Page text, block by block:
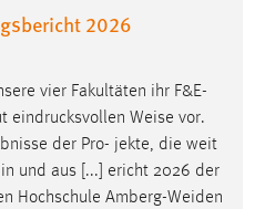
2026
vier Fakultäten ihr F&E-
eindrucksvollen Weise vor.
der Pro- jekte, die weit
und aus [...] ericht 2026 der
Hochschule Amberg-Weiden